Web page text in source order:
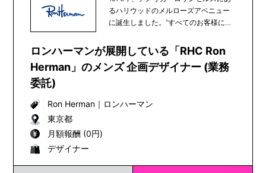
るハリウッドのメルローズアベニュー
に誕生しました。“すべてのお客様に心
ロンハーマンが展開している「RHC Ron
Herman」のメンズ 企画デザイナー (業務
委託)
Ron Herman｜ ロンハーマン
東京都
月額報酬 (0円)
デザイナー